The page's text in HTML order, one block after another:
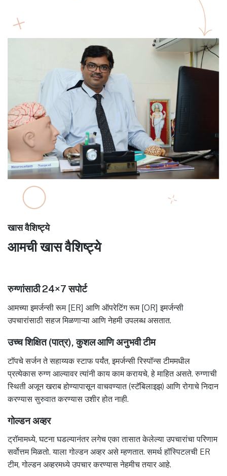
खास वैशिष्ट्ये
आमची खास वैशिष्ट्ये
रुग्णांसाठी 24×7 सपोर्ट
आमच्या इमर्जन्सी रूम [ER] आणि ऑपरेटिंग रूम [OR] इमर्जन्सी
उपचारांसाठी सहज मिळणाऱ्या आणि नेहमी उपलब्ध असतात.
उच्च शिक्षित (पात्र), कुशल आणि अनुभवी टीम
टॉपचे सर्जन ते सहाय्यक स्टाफ पर्यंत, इमर्जन्सी रिस्पॉन्स टीममधील
प्रत्येकास रुग्ण आल्यावर त्यांनी काय काम करायचे, हे माहित असते. रुग्णाची
स्थिती अजून खराब होण्यापासून वाचवण्यात (स्टॅबिलाइझ) आणि रोगाचे निदान
करण्यास सुरुवात करण्यास उशीर होत नाही.
गोल्डन अव्हर
ट्रॉमामध्ये, घटना घडल्यानंतर लगेच एका तासात केलेल्या उपचारांचा परिणाम
सर्वोत्तम मिळतो. याला गोल्डन अव्हर असे म्हणतात. समर्थ हॉस्पिटलची ER
टीम, गोल्डन अव्हरमध्ये उपचार करण्यास नेहमीच तयार आहे.